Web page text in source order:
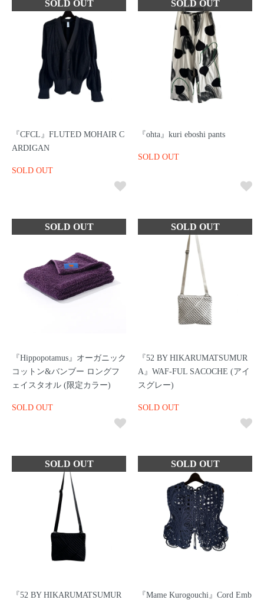
『CFCL』FLUTED MOHAIR C
ARDIGAN
SOLD OUT
『ohta』kuri eboshi pants
SOLD OUT
『Hippopotamus』オーガニック
コットン&バンブー ロングフ
ェイスタオル (限定カラー)
SOLD OUT
『52 BY HIKARUMATSUMUR
A』WAF-FUL SACOCHE (アイ
スグレー)
SOLD OUT
『52 BY HIKARUMATSUMUR 『Mame Kurogouchi』Cord Emb